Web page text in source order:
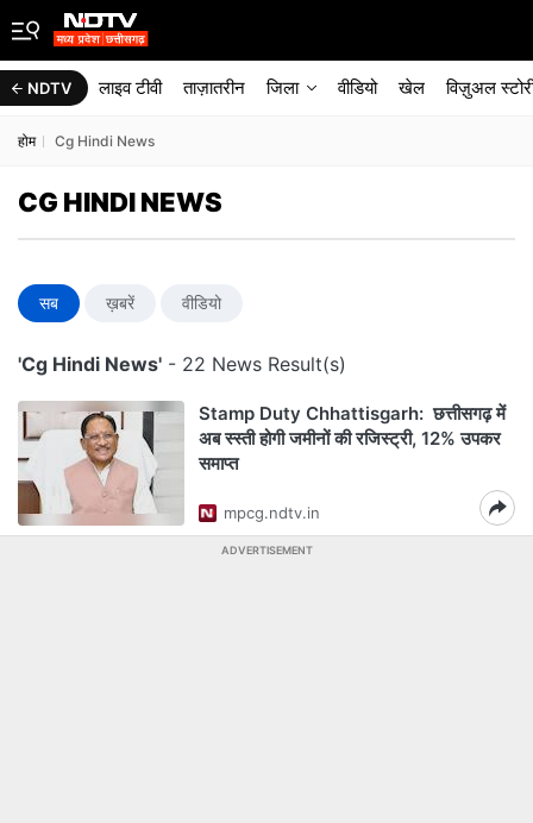
NDTV लाइव टीवी ताज़ातरीन जिला वीडियो खेल विज़ुअल
होम Cg Hindi News
CG HINDI NEWS
सब ख़बरें वीडियो
'Cg Hindi News' - 22 News Result(s)
Stamp Duty Chhattisgarh: छत्तीसगढ़ में
अब स्‍स्‍ती होगी जमीनों की रजिस्ट्री, 12% उपकर
समाप्त
mpcg.ndtv.in
ADVERTISEMENT